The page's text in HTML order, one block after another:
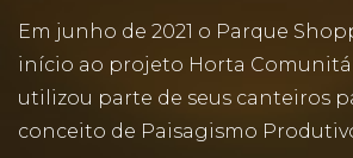
Em junho de 2021 o Parque
início ao projeto Horta
utilizou parte de seus canteiros
conceito de Paisagismo